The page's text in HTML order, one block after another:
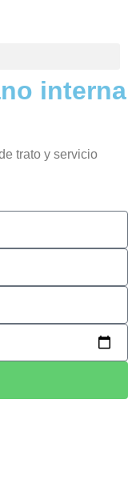
interna
trato y servicio